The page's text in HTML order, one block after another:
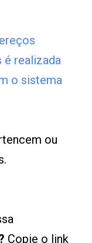
realizada
o sistema
ou
Copie o link